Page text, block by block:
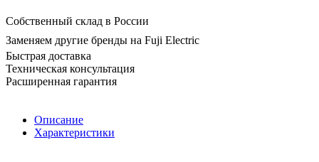
Собственный склад в России
Заменяем другие бренды на Fuji Electric
Быстрая доставка
Техническая консультация
Расширенная гарантия
Описание
Характеристики